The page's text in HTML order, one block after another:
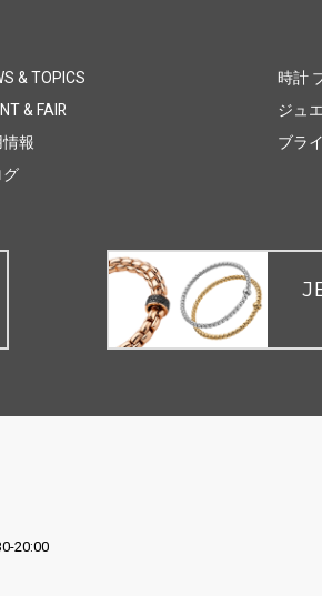
& TOPICS
& FAIR
報
グ
時計
ジュ
ブラ
20:00